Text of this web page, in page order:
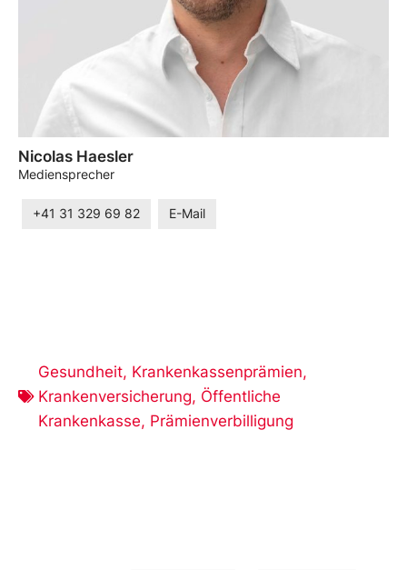
Nicolas Haesler
Mediensprecher
+41 31 329 69 82 E-Mail
Gesundheit, Krankenkassenprämien,
Krankenversicherung, Öffentliche
Krankenkasse, Prämienverbilligung